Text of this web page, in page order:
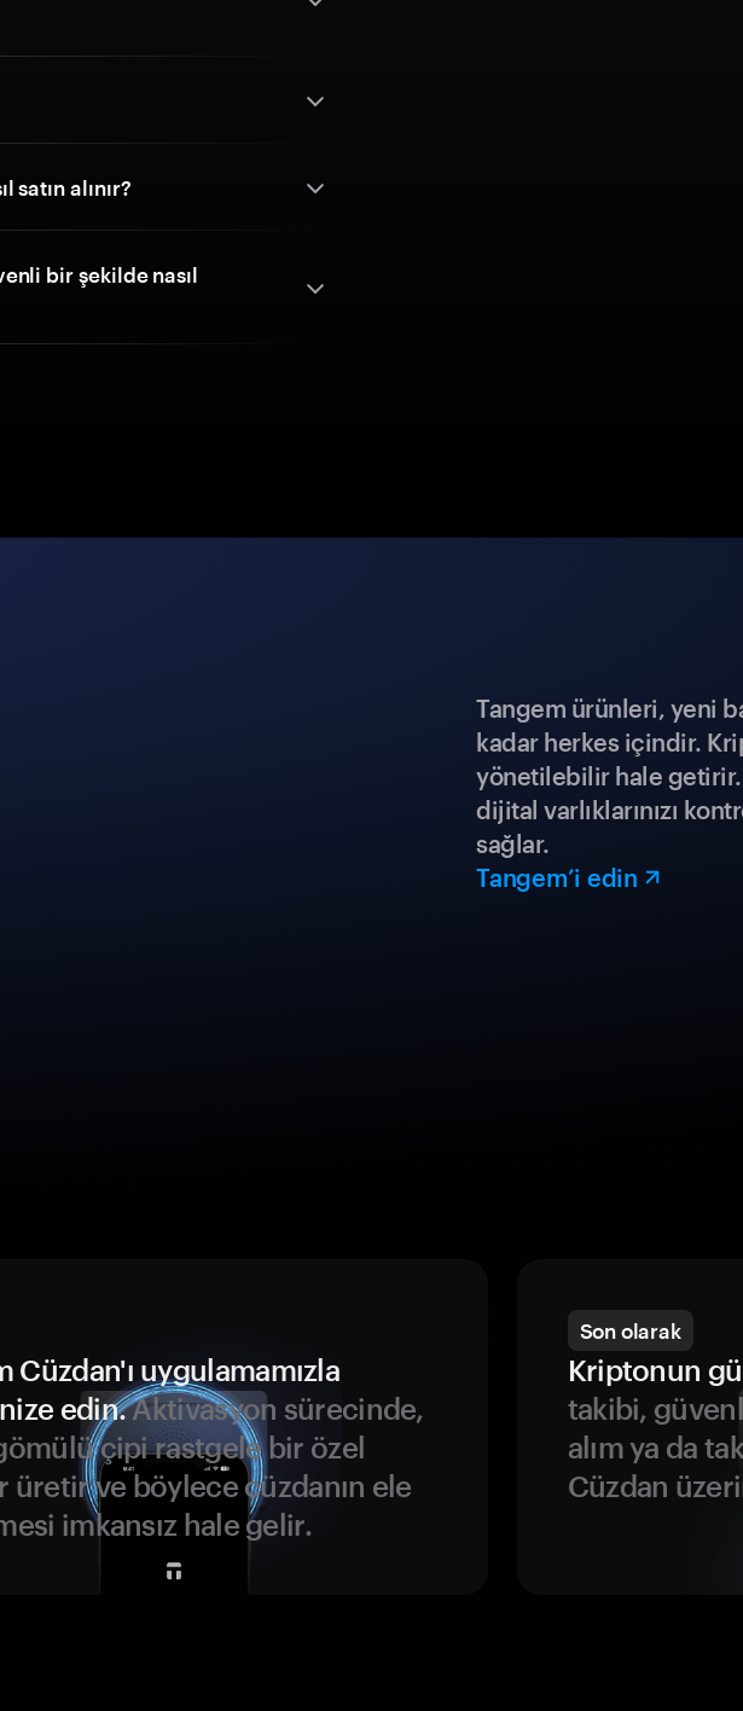
alınır?
bir şekilde nasıl
Tangem ürünleri, yeni
kadar herkes içindir.
yönetilebilir hale
dijital varlıklarınızı
sağlar.
Tangem’i edin
Cüzdan'ı uygulamamızla
edin.Aktivasyon sürecinde,
çipi rastgele bir özel
üretir ve böylece cüzdanın ele
imkansız hale gelir.
Son olarak
Kriptonun
takibi,
alım ya da
Cüzdan